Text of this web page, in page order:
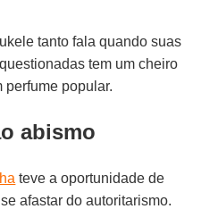
tanto fala quando suas
tem um cheiro
perfume popular.
abismo
teve a oportunidade de
afastar do autoritarismo.